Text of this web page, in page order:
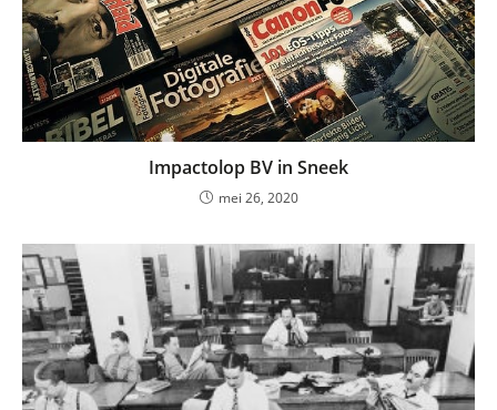
Impactolop BV in Sneek
mei 26, 2020